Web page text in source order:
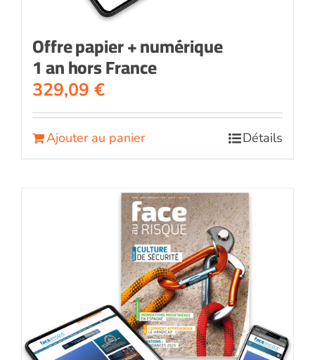
Offre papier + numérique
1 an hors France
329,09 €
Ajouter au panier Détails